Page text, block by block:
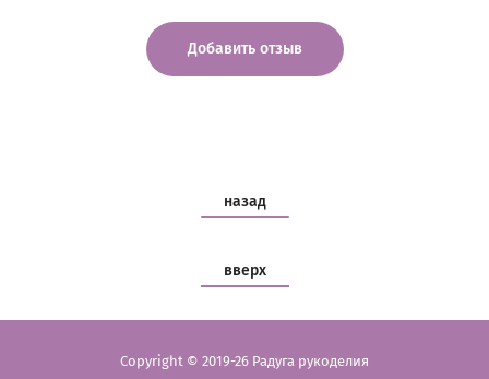
Добавить отзыв
назад
вверх
Copyright © 2019-26 Радуга рукоделия